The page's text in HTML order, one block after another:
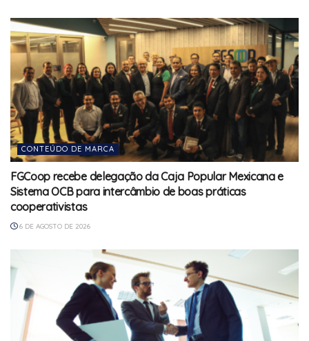
CONTEÚDO DE MARCA
FGCoop recebe delegação da Caja Popular Mexicana e
Sistema OCB para intercâmbio de boas práticas
cooperativistas
6 DE AGOSTO DE 2026